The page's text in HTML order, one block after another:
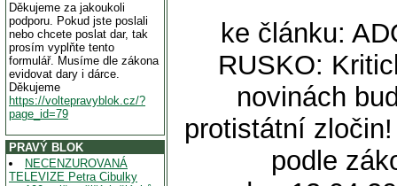
Děkujeme za jakoukoli
podporu. Pokud jste poslali
nebo chcete poslat dar, tak
prosím vyplňte tento
formulář. Musíme dle zákona
evidovat dary i dárce.
Děkujeme
https://voltepravyblok.cz/?
page_id=79
PRAVÝ BLOK
NECENZUROVANÁ
TELEVIZE Petra Cibulky
ke článku:
RUSKO:
novinách
protistátní
podle